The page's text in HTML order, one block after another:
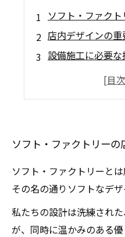
ソフト・ファク
店内デザインの重
設備施工に必要な
実績と信頼に基
ソフト・ファクトリーの
ソフト・ファクトリーと
その名の通りソフトなデザ
私たちの設計は洗練され
が、同時に温かみのある